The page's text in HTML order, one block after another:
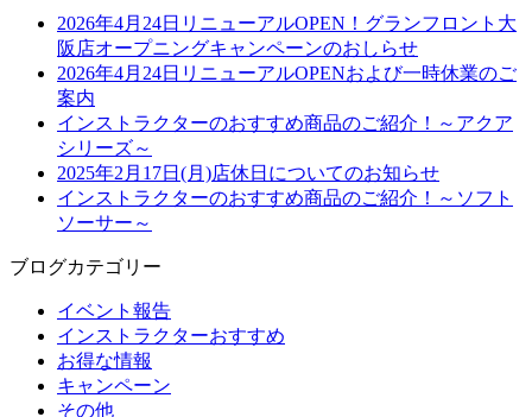
2026年4月24日リニューアルOPEN！グランフロント大
阪店オープニングキャンペーンのおしらせ
2026年4月24日リニューアルOPENおよび一時休業のご
案内
インストラクターのおすすめ商品のご紹介！～アクア
シリーズ～
2025年2月17日(月)店休日についてのお知らせ
インストラクターのおすすめ商品のご紹介！～ソフト
ソーサー～
ブログカテゴリー
イベント報告
インストラクターおすすめ
お得な情報
キャンペーン
その他